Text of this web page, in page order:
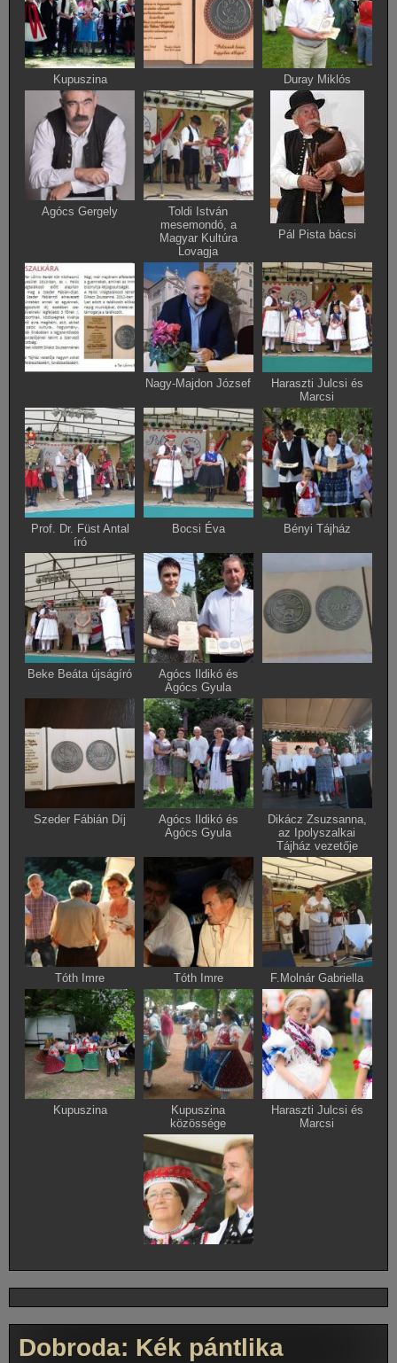
Kupuszina Duray Miklós
Agócs Gergely
Toldi István
mesemondó, a
Magyar Kultúra
Lovagja
Pál Pista bácsi
Nagy-Majdon József
Haraszti Julcsi és
Marcsi
Prof. Dr. Füst Antal
író
Bocsi Éva Bényi Tájház
Beke Beáta újságíró
Agócs Ildikó és
Agócs Gyula
Szeder Fábián Díj
Agócs Ildikó és
Agócs Gyula
Dikácz Zsuzsanna,
az Ipolyszalkai
Tájház vezetője
Tóth Imre Tóth Imre F.Molnár Gabriella
Kupuszina
Kupuszina
közössége
Haraszti Julcsi és
Marcsi
Dobroda: Kék pántlika